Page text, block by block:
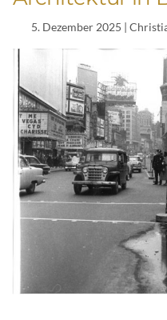
5. Dezember 2025 |